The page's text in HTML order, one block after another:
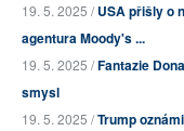
19. 5. 2025 /USA přišly o
agentura Moody's ...
19. 5. 2025 /Fantazie
smysl
19. 5. 2025 /Trump